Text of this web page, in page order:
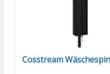
Cosstream